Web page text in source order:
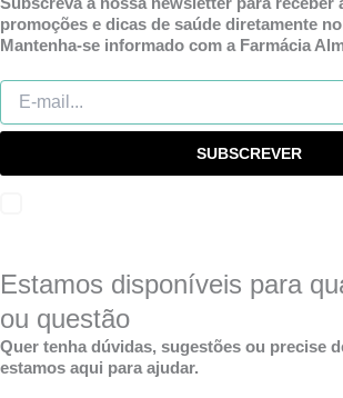
promoções e dicas de saúde diretamente
Mantenha-se informado com a Farmácia
SUBSCREVER
Estamos disponíveis para
ou questão
Quer tenha dúvidas, sugestões ou precise
estamos aqui para ajudar.